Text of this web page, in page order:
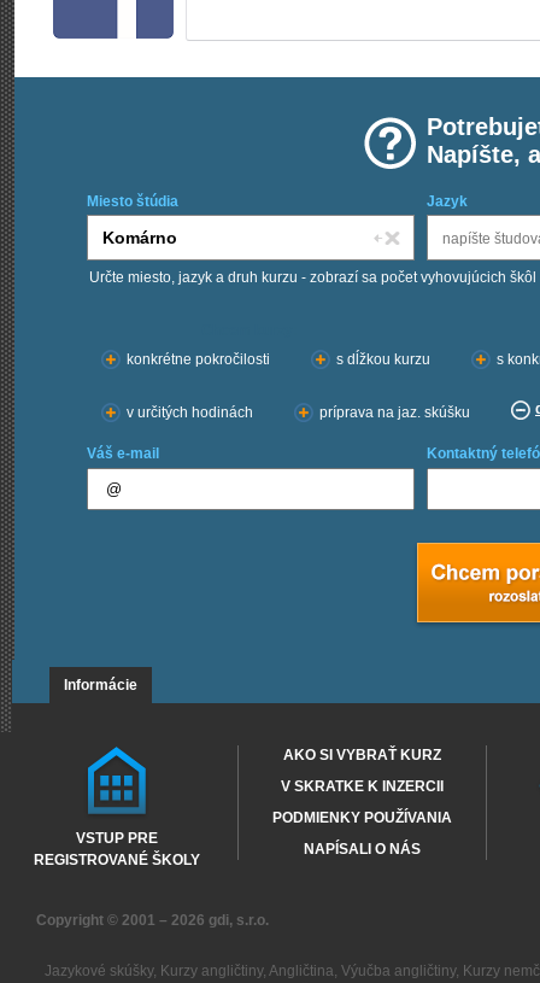
Napíšte,
Miesto štúdia Jazyk
Určte miesto, jazyk a druh kurzu - zobrazí sa počet vyhovujúcich škôl
konkrétne pokročilosti
s dĺžkou kurzu s
v určitých hodinách príprava na jaz. skúšku
Váš e-mail Kontaktný
Informácie
VSTUP PRE
REGISTROVANÉ ŠKOLY
AKO SI VYBRAŤ KURZ
V SKRATKE K INZERCII
PODMIENKY POUŽÍVANIA
NAPÍSALI O NÁS
Copyright © 2001 – 2026 gdi, s.r.o.
Jazykové skúšky, Kurzy angličtiny, Angličtina, Výučba angličtiny, Kurzy